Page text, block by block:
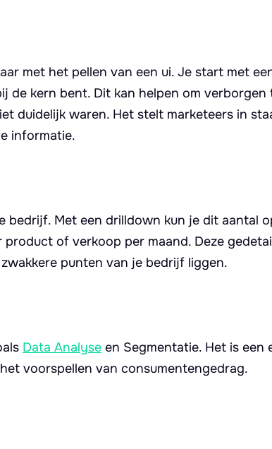
met het pellen van een ui. Je start met
de kern bent. Dit kan helpen om
duidelijk waren. Het stelt marketeers in
informatie.
Met een drilldown kun je dit aantal
of verkoop per maand. Deze
punten van je bedrijf liggen.
Data Analyse en Segmentatie. Het is een
voorspellen van consumentengedrag.